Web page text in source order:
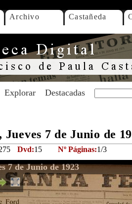
Archivo Castañeda
Explorar Destacadas
Jueves 7 de Junio de
Dvd:15 Nº Páginas:1/3
7 de Junio de 1923